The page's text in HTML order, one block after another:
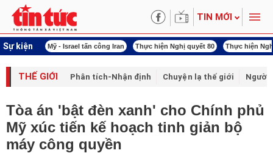
TIN MỚI
Sự kiện
lượng Mỹ - Israel tấn công Iran Thực hiện Nghị quyết 80 Thực hiện
THẾ GIỚI Phân tích-Nhận định Chuyện lạ thế giới Người
Tòa án 'bật đèn xanh' cho Chính phủ
Mỹ xúc tiến kế hoạch tinh giản bộ
máy công quyền